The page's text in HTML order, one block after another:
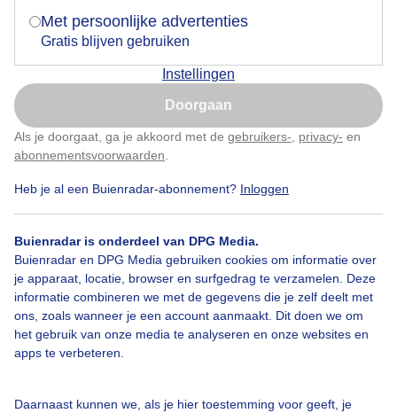
Met persoonlijke advertenties
Gratis blijven gebruiken
Instellingen
Doorgaan
Als je doorgaat, ga je akkoord met de gebruikers- privacy- en
abonnementsvoorwaarden
Heb je al een Buienradar-abonnement? Inloggen
Buienradar is onderdeel van DPG Media.
Buienradar en DPG Media gebruiken cookies om informatie over
je apparaat, locatie, browser en surfgedrag te verzamelen. Deze
informatie combineren we met de gegevens die je zelf deelt met
ons, zoals wanneer je een account aanmaakt. Dit doen we om
het gebruik van onze media te analyseren en onze websites en
apps te verbeteren.
Daarnaast kunnen we, als je hier toestemming voor geeft, je
Heerlijk weer aan de kust
Lente Winter Zon
Bekijk slideshow
Nu niet, misschien later
Klik hierom dit aan te passen